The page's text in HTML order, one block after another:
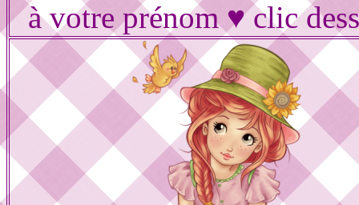
à votre prénom ♥ clic